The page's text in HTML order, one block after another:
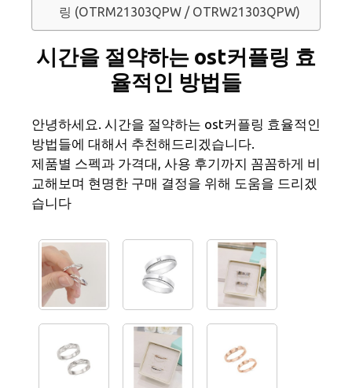
링 (OTRM21303QPW / OTRW21303QPW)
시간을 절약하는 ost커플링 효
율적인 방법들
안녕하세요. 시간을 절약하는 ost커플링 효율적인
방법들에 대해서 추천해드리겠습니다.
제품별 스펙과 가격대, 사용 후기까지 꼼꼼하게 비
교해보며 현명한 구매 결정을 위해 도움을 드리겠
습니다